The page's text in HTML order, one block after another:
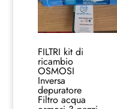
FILTRI kit di
ricambio
OSMOSI
Inversa
depuratore
Filtro acqua